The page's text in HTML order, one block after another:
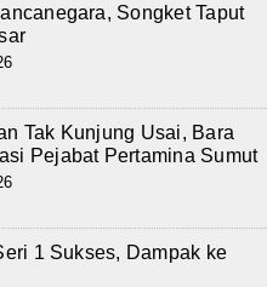
Songket Taput
Tak Kunjung Usai, Bara
Pejabat Pertamina Sumut
1 Sukses, Dampak ke